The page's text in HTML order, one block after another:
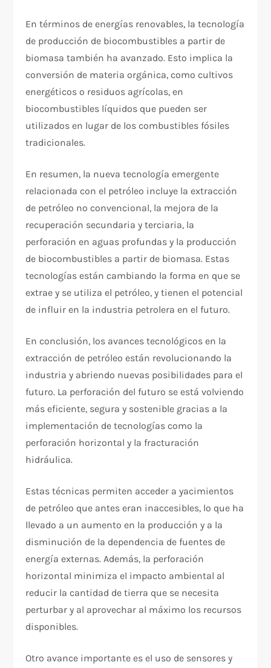
En términos de energías renovables, la tecnología
de producción de biocombustibles a partir de
biomasa también ha avanzado. Esto implica la
conversión de materia orgánica, como cultivos
energéticos o residuos agrícolas, en
biocombustibles líquidos que pueden ser
utilizados en lugar de los combustibles fósiles
tradicionales.
En resumen, la nueva tecnología emergente
relacionada con el petróleo incluye la extracción
de petróleo no convencional, la mejora de la
recuperación secundaria y terciaria, la
perforación en aguas profundas y la producción
de biocombustibles a partir de biomasa. Estas
tecnologías están cambiando la forma en que se
extrae y se utiliza el petróleo, y tienen el potencial
de influir en la industria petrolera en el futuro.
En conclusión, los avances tecnológicos en la
extracción de petróleo están revolucionando la
industria y abriendo nuevas posibilidades para el
futuro. La perforación del futuro se está volviendo
más eficiente, segura y sostenible gracias a la
implementación de tecnologías como la
perforación horizontal y la fracturación
hidráulica.
Estas técnicas permiten acceder a yacimientos
de petróleo que antes eran inaccesibles, lo que ha
llevado a un aumento en la producción y a la
disminución de la dependencia de fuentes de
energía externas. Además, la perforación
horizontal minimiza el impacto ambiental al
reducir la cantidad de tierra que se necesita
perturbar y al aprovechar al máximo los recursos
disponibles.
Otro avance importante es el uso de sensores y